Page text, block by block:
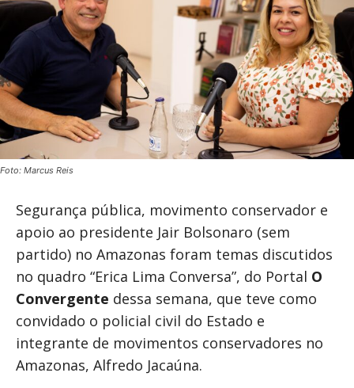
Foto: Marcus Reis
Segurança pública, movimento conservador e
apoio ao presidente Jair Bolsonaro (sem
partido) no Amazonas foram temas discutidos
no quadro “Erica Lima Conversa”, do Portal O
Convergente dessa semana, que teve como
convidado o policial civil do Estado e
integrante de movimentos conservadores no
Amazonas, Alfredo Jacaúna.